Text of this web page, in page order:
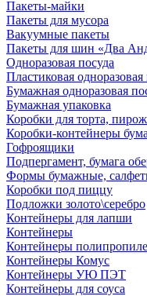
Пакеты-майки
Пакеты для мусора
Вакуумные пакеты
Пакеты для шин «Два
Одноразовая посуда
Пластиковая одноразовая
Бумажная одноразовая
Бумажная упаковка
Коробки для торта,
Коробки-контейнеры
Гофроящики
Подпергамент, бумага
Формы бумажные,
Коробки под пиццу
Подложки золото\серебро
Контейнеры для лапши
Контейнеры
Контейнеры
Контейнеры Комус
Контейнеры УЮ ПЭТ
Контейнеры для соуса